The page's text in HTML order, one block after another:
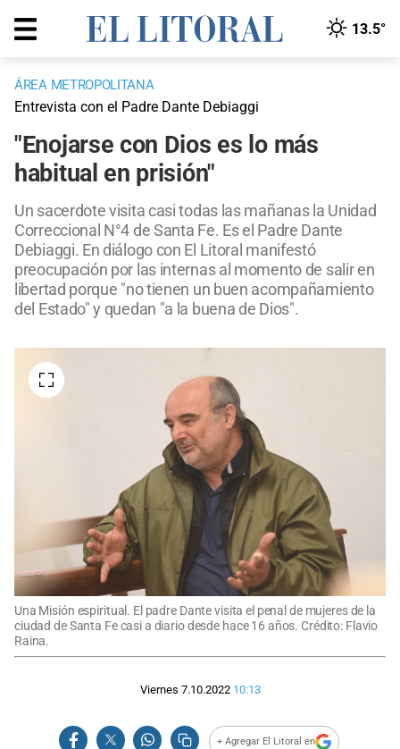
13.5°
ÁREA METROPOLITANA
Entrevista con el Padre Dante Debiaggi
"Enojarse con Dios es lo más
habitual en prisión"
Un sacerdote visita casi todas las mañanas la Unidad
Correccional N°4 de Santa Fe. Es el Padre Dante
Debiaggi. En diálogo con El Litoral manifestó
preocupación por las internas al momento de salir en
libertad porque "no tienen un buen acompañamiento
del Estado" y quedan "a la buena de Dios".
Una Misión espiritual. El padre Dante visita el penal de mujeres de la
ciudad de Santa Fe casi a diario desde hace 16 años. Crédito: Flavio
Raina.
Viernes 7.10.2022 10:13
+ Agregar El Litoral en